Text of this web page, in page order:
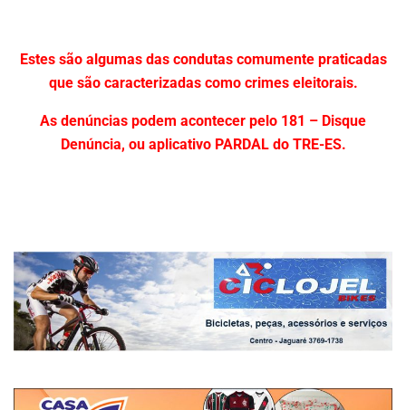
Estes são algumas das condutas comumente praticadas
que são caracterizadas como crimes eleitorais.
As denúncias podem acontecer pelo 181 – Disque
Denúncia, ou aplicativo PARDAL do TRE-ES.